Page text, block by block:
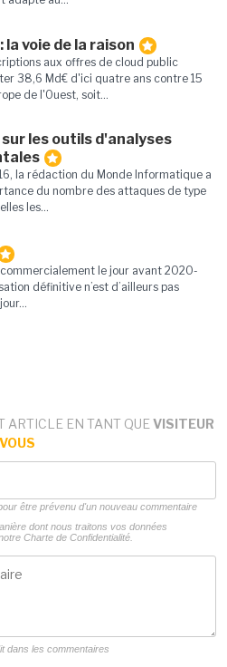
la voie de la raison
aux offres de cloud public
38,6 Md€ d'ici quatre ans contre 15
de l'Ouest, soit...
les outils d'analyses
la rédaction du Monde Informatique a
du nombre des attaques de type
les...
le jour avant 2020-
définitive n’est d’ailleurs pas
ARTICLE EN TANT QUE VISITEUR
être prévenu d'un nouveau commentaire
dont nous traitons vos données
Charte de Confidentialité.
dans les commentaires